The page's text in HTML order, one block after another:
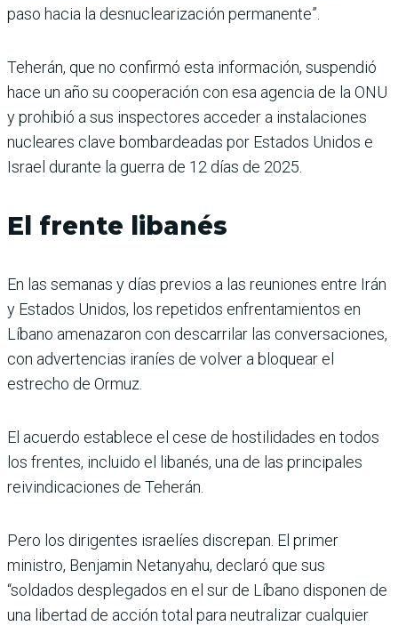
paso hacia la desnuclearización permanente”.
Teherán, que no confirmó esta información, suspendió
hace un año su cooperación con esa agencia de la ONU
y prohibió a sus inspectores acceder a instalaciones
nucleares clave bombardeadas por Estados Unidos e
Israel durante la guerra de 12 días de 2025.
El frente libanés
En las semanas y días previos a las reuniones entre Irán
y Estados Unidos, los repetidos enfrentamientos en
Líbano amenazaron con descarrilar las conversaciones,
con advertencias iraníes de volver a bloquear el
estrecho de Ormuz.
El acuerdo establece el cese de hostilidades en todos
los frentes, incluido el libanés, una de las principales
reivindicaciones de Teherán.
Pero los dirigentes israelíes discrepan. El primer
ministro, Benjamin Netanyahu, declaró que sus
“soldados desplegados en el sur de Líbano disponen de
una libertad de acción total para neutralizar cualquier